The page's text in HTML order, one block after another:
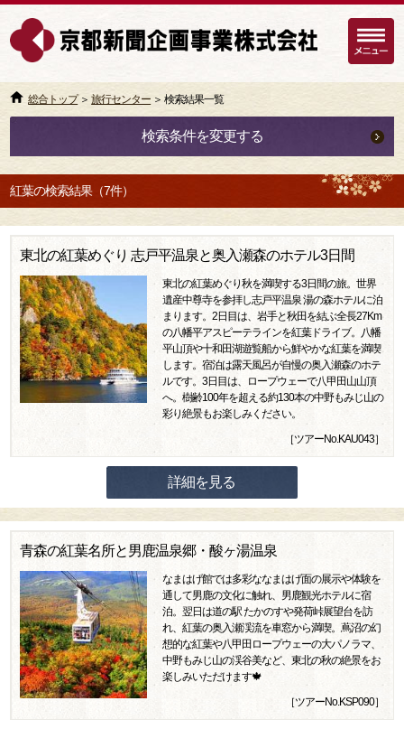
総合トップ＞旅行センター ＞ 検索結果一覧
検索条件を変更する
紅葉の検索結果（7件）
東北の紅葉めぐり 志戸平温泉と奥入瀬森のホテル3日間
東北の紅葉めぐり秋を満喫する3日間の旅。世界
遺産中尊寺を参拝し志戸平温泉 湯の森ホテルに泊
まります。2日目は、岩手と秋田を結ぶ全長27Km
の八幡平アスピーテラインを紅葉ドライブ。八幡
平山頂や十和田湖遊覧船から鮮やかな紅葉を満喫
します。宿泊は露天風呂が自慢の奥入瀬森のホテ
ルです。3日目は、ロープウェーで八甲田山山頂
へ。樹齢100年を超える約130本の中野もみじ山の
彩り絶景もお楽しみください。
［ツアーNo.KAU043］
詳細を見る
青森の紅葉名所と男鹿温泉郷・酸ヶ湯温泉
なまはげ館では多彩ななまはげ面の展示や体験を
通して男鹿の文化に触れ、男鹿観光ホテルに宿
泊。翌日は道の駅 たかのすや発荷峠展望台を訪
れ、紅葉の奥入瀬渓流を車窓から満喫。蔦沼の幻
想的な紅葉や八甲田ロープウェーの大パノラマ、
中野もみじ山の渓谷美など、東北の秋の絶景をお
楽しみいただけます🍁
［ツアーNo.KSP090］